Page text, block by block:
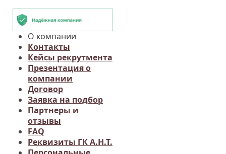
О компании
Контакты
Кейсы рекрутмента
Презентация о
компании
Договор
Заявка на подбор
Партнеры и
отзывы
FAQ
Реквизиты ГК А.Н.Т.